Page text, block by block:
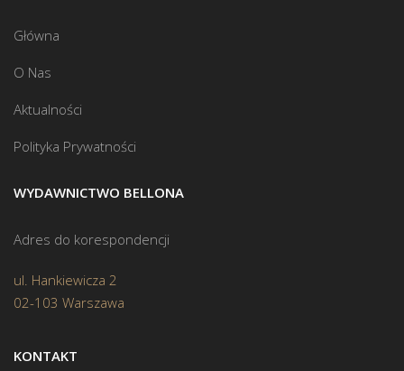
Główna
O Nas
Aktualności
Polityka Prywatności
WYDAWNICTWO BELLONA
Adres do korespondencji
ul. Hankiewicza 2
02-103 Warszawa
KONTAKT